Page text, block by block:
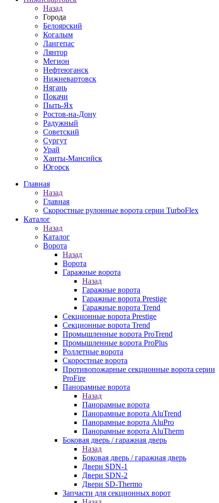
Назад
Города
Белоярский
Когалым
Лангепас
Лянтор
Мегион
Нефтеюганск
Нижневартовск
Нягань
Покачи
Пыть-Ях
Рoстов-на-Дону
Радужный
Советский
Сургут
Урай
Ханты-Мансийск
Югорск
Главная
Назад
Главная
Скоростные рулонные ворота серии TurboFlex
Каталог
Назад
Каталог
Ворота
Назад
Ворота
Гаражные ворота
Назад
Гаражные ворота
Гаражные ворота Prestige
Гаражные ворота Trend
Секционные ворота Prestige
Секционные ворота Trend
Промышленные ворота ProTrend
Промышленные ворота ProPlus
Роллетные ворота
Скоростные ворота
Противопожарные секционные ворота серии
ProFire
Панорамные ворота
Назад
Панорамные ворота
Панорамные ворота AluTrend
Панорамные ворота AluPro
Панорамные ворота AluTherm
Боковая дверь / гаражная дверь
Назад
Боковая дверь / гаражная дверь
Двери SDN-1
Двери SDN-2
Двери SD-Thermo
Запчасти для секционных ворот